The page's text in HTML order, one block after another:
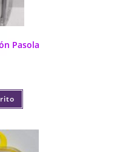
Pasola